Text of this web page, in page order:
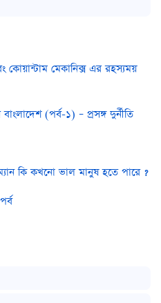
কোয়ান্টাম মেকানিক্স এর রহস্যময়
(পর্ব-১) – প্রসঙ্গ দুর্নীতি
কি কখনো ভাল মানুষ হতে পারে ?